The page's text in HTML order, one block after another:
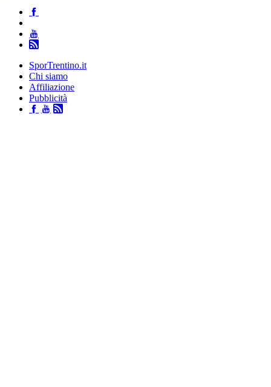
SporTrentino.it
Chi siamo
Affiliazione
Pubblicità